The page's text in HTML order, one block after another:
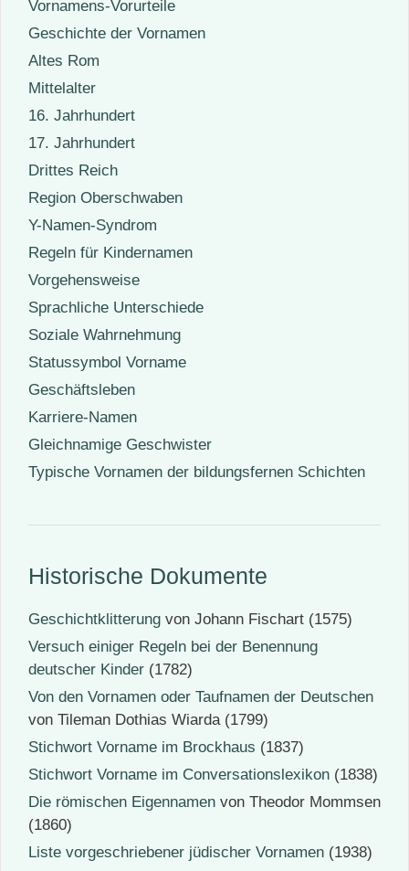
Vornamens-Vorurteile
Geschichte der Vornamen
Altes Rom
Mittelalter
16. Jahrhundert
17. Jahrhundert
Drittes Reich
Region Oberschwaben
Y-Namen-Syndrom
Regeln für Kindernamen
Vorgehensweise
Sprachliche Unterschiede
Soziale Wahrnehmung
Statussymbol Vorname
Geschäftsleben
Karriere-Namen
Gleichnamige Geschwister
Typische Vornamen der bildungsfernen Schichten
Historische Dokumente
Geschichtklitterung von Johann Fischart (1575)
Versuch einiger Regeln bei der Benennung
deutscher Kinder (1782)
Von den Vornamen oder Taufnamen der Deutschen
von Tileman Dothias Wiarda (1799)
Stichwort Vorname im Brockhaus (1837)
Stichwort Vorname im Conversationslexikon (1838)
Die römischen Eigennamen von Theodor Mommsen
(1860)
Liste vorgeschriebener jüdischer Vornamen (1938)